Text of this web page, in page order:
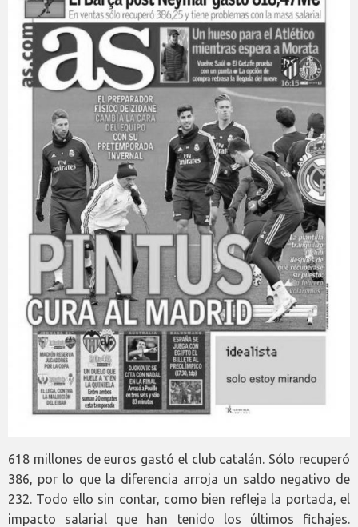
618 millones de euros gastó el club catalán. Sólo recuperó
386, por lo que la diferencia arroja un saldo negativo de
232. Todo ello sin contar, como bien refleja la portada, el
impacto salarial que han tenido los últimos fichajes.